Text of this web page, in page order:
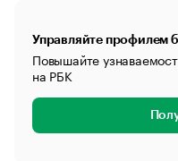
Управляйте профилем
Повышайте
на РБК